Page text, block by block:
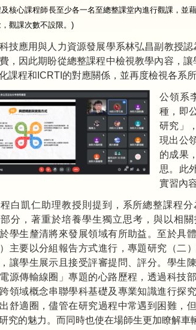
核心課程師長至少各一名至總整課堂內進行觀課，並
觀課次數不設限。)
技應用與人力資源發展學系林弘昌副教授
，因此期盼從總整課程中檢視教學內容，
課程和ICRTI的對應關係，並再度檢視各系所
公領系
種，即
研究」
現出公
的成果
思。此
實習內
白凱仁助理教授則提到，系所總整課程
分，著重於培養學生獨立思考，與以相
學生釐清將來發展領域有所助益。至於具
主要以分組報告方式進行，專題研究（二
讓學生展示且接受評審提問、評分。學生
電源傳輸線圈」專題的心路歷程，透過科技
領域概念串聯學科基礎及專業知識進行探
舒適圈，儘管在研究過程中常遇到困難，
究的魅力。而同時也使在場師生更加瞭解車